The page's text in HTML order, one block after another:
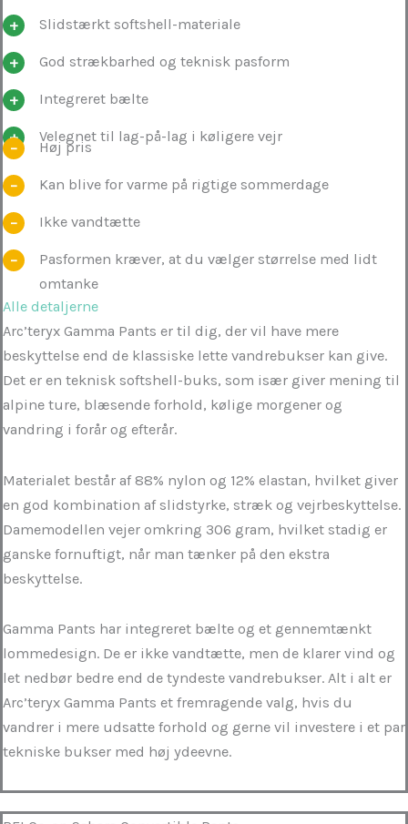
Slidstærkt softshell-materiale
God strækbarhed og teknisk pasform
Integreret bælte
Velegnet til lag-på-lag i køligere vejr
Høj pris
Kan blive for varme på rigtige sommerdage
Ikke vandtætte
Pasformen kræver, at du vælger størrelse med lidt
omtanke
Alle detaljerne
Arc’teryx Gamma Pants er til dig, der vil have mere
beskyttelse end de klassiske lette vandrebukser kan give.
Det er en teknisk softshell-buks, som især giver mening til
alpine ture, blæsende forhold, kølige morgener og
vandring i forår og efterår.
Materialet består af 88% nylon og 12% elastan, hvilket giver
en god kombination af slidstyrke, stræk og vejrbeskyttelse.
Damemodellen vejer omkring 306 gram, hvilket stadig er
ganske fornuftigt, når man tænker på den ekstra
beskyttelse.
Gamma Pants har integreret bælte og et gennemtænkt
lommedesign. De er ikke vandtætte, men de klarer vind og
let nedbør bedre end de tyndeste vandrebukser. Alt i alt er
Arc’teryx Gamma Pants et fremragende valg, hvis du
vandrer i mere udsatte forhold og gerne vil investere i et par
tekniske bukser med høj ydeevne.